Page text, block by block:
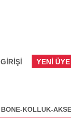
YENI
BONE-KOLLUK-